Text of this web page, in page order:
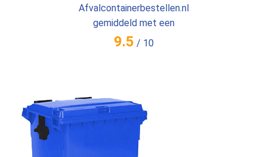
Afvalcontainerbestellen.nl
gemiddeld met een
9.5 / 10